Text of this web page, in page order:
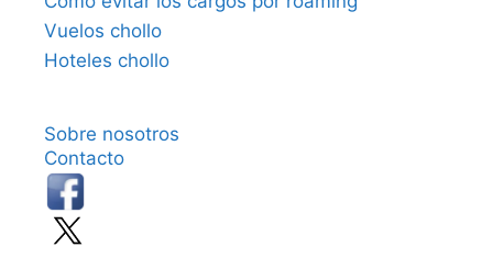
Vuelos chollo
Hoteles chollo
Sobre nosotros
Contacto